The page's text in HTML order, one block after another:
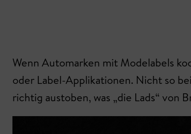
Wenn Automarken mit Modelabels
oder Label-Applikationen. Nicht so
richtig austoben, was „die Lads“ von